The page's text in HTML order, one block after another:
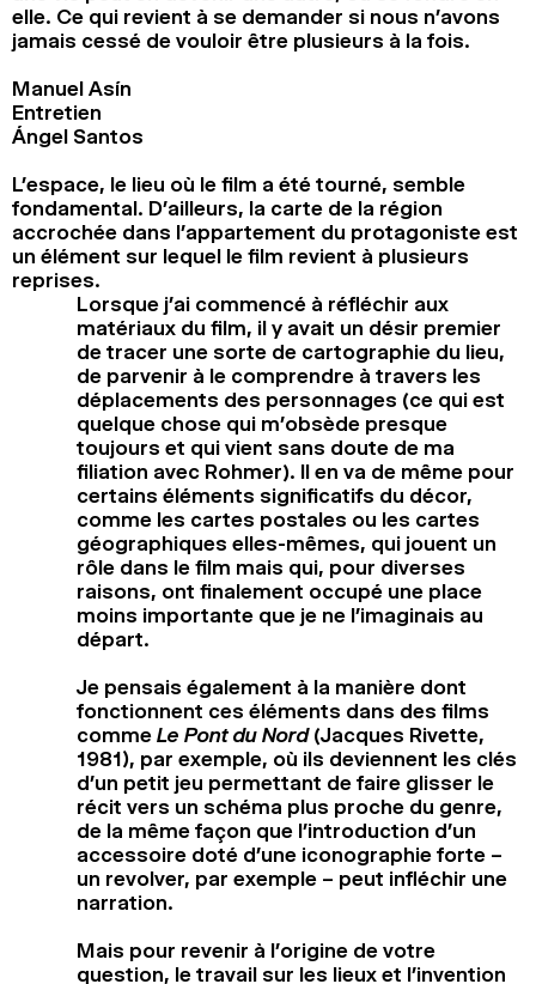
elle. Ce qui revient à se demander si nous n’avons
jamais cessé de vouloir être plusieurs à la fois.
Manuel Asín
Entretien
Ángel Santos
L’espace, le lieu où le film a été tourné, semble
fondamental. D’ailleurs, la carte de la région
accrochée dans l’appartement du protagoniste est
un élément sur lequel le film revient à plusieurs
reprises.
Lorsque j’ai commencé à réfléchir aux
matériaux du film, il y avait un désir premier
de tracer une sorte de cartographie du lieu,
de parvenir à le comprendre à travers les
déplacements des personnages (ce qui est
quelque chose qui m’obsède presque
toujours et qui vient sans doute de ma
filiation avec Rohmer). Il en va de même pour
certains éléments significatifs du décor,
comme les cartes postales ou les cartes
géographiques elles-mêmes, qui jouent un
rôle dans le film mais qui, pour diverses
raisons, ont finalement occupé une place
moins importante que je ne l’imaginais au
départ.
Je pensais également à la manière dont
fonctionnent ces éléments dans des films
comme Le Pont du Nord (Jacques Rivette,
1981), par exemple, où ils deviennent les clés
d’un petit jeu permettant de faire glisser le
récit vers un schéma plus proche du genre,
de la même façon que l’introduction d’un
accessoire doté d’une iconographie forte –
un revolver, par exemple – peut infléchir une
narration.
Mais pour revenir à l’origine de votre
question, le travail sur les lieux et l’invention